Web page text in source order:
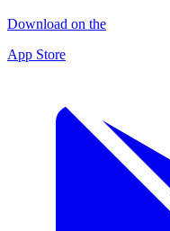
Download on the
App Store